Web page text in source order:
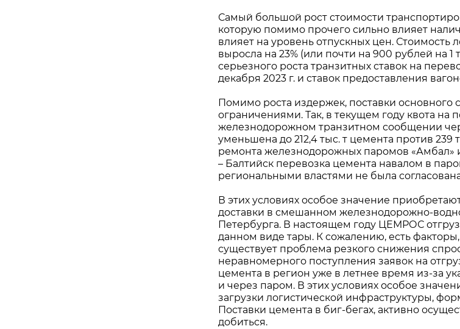
Самый большой рост стоимости
которую помимо прочего сильно влияет
влияет на уровень отпускных цен. Стоимость
выросла на 23% (или почти на 900 рублей на
серьезного роста транзитных ставок на
декабря 2023 г. и ставок предоставления
Помимо роста издержек, поставки
ограничениями. Так, в текущем году квота на
железнодорожном транзитном сообщении
уменьшена до 212,4 тыс. т цемента против
ремонта железнодорожных паромов «Амбал»
– Балтийск перевозка цемента навалом в
региональными властями не была
В этих условиях особое значение
доставки в смешанном железнодорожно-
Петербурга. В настоящем году ЦЕМРОС
данном виде тары. К сожалению, есть
существует проблема резкого снижения
неравномерного поступления заявок на
цемента в регион уже в летнее время из-за
и через паром. В этих условиях особое
загрузки логистической инфраструктуры,
Поставки цемента в биг-бегах, активно
добиться.